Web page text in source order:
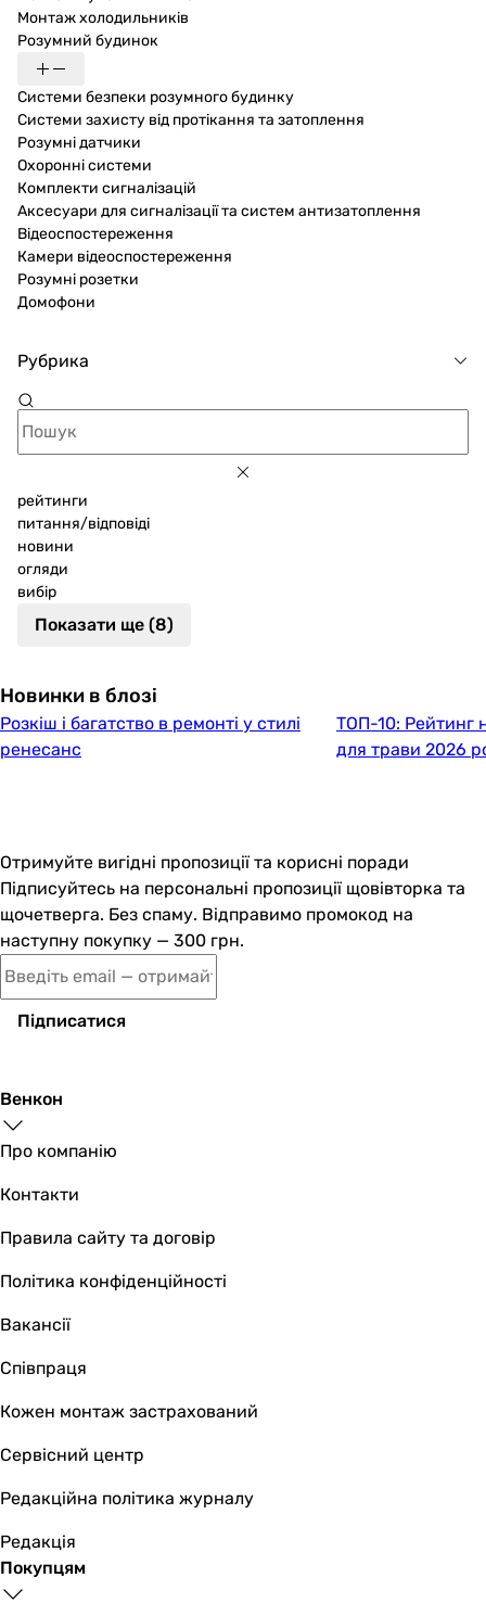
Монтаж холодильників
Розумний будинок
Системи безпеки розумного будинку
Системи захисту від протікання та затоплення
Розумні датчики
Охоронні системи
Комплекти сигналізацій
Аксесуари для сигналізації та систем антизатоплення
Відеоспостереження
Камери відеоспостереження
Розумні розетки
Домофони
Рубрика
рейтинги
питання/відповіді
новини
огляди
вибір
Показати ще (8)
Новинки в блозі
Розкіш і багатство в ремонті у стилі
ренесанс
ТОП-10: Рейтинг
для трави 2026
Отримуйте вигідні пропозиції та корисні поради
Підписуйтесь на персональні пропозиції щовівторка та
щочетверга. Без спаму. Відправимо промокод на
наступну покупку — 300 грн.
Підписатися
Венкон
Про компанію
Контакти
Правила сайту та договір
Політика конфіденційності
Вакансії
Співпраця
Кожен монтаж застрахований
Сервісний центр
Редакційна політика журналу
Редакція
Покупцям